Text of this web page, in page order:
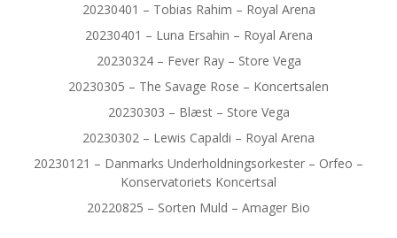
20230401 – Tobias Rahim – Royal Arena
20230401 – Luna Ersahin – Royal Arena
20230324 – Fever Ray – Store Vega
20230305 – The Savage Rose – Koncertsalen
20230303 – Blæst – Store Vega
20230302 – Lewis Capaldi – Royal Arena
20230121 – Danmarks Underholdningsorkester – Orfeo –
Konservatoriets Koncertsal
20220825 – Sorten Muld – Amager Bio